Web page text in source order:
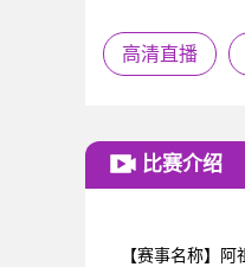
高清直播
比赛介绍
【赛事名称】 阿